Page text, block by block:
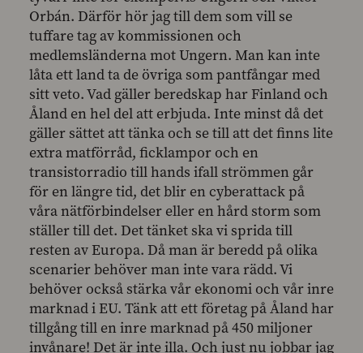
Orbán. Därför hör jag till dem som vill se
tuffare tag av kommissionen och
medlemsländerna mot Ungern. Man kan inte
låta ett land ta de övriga som pantfångar med
sitt veto. Vad gäller beredskap har Finland och
Åland en hel del att erbjuda. Inte minst då det
gäller sättet att tänka och se till att det finns lite
extra matförråd, ficklampor och en
transistorradio till hands ifall strömmen går
för en längre tid, det blir en cyberattack på
våra nätförbindelser eller en hård storm som
ställer till det. Det tänket ska vi sprida till
resten av Europa. Då man är beredd på olika
scenarier behöver man inte vara rädd. Vi
behöver också stärka vår ekonomi och vår inre
marknad i EU. Tänk att ett företag på Åland har
tillgång till en inre marknad på 450 miljoner
invånare! Det är inte illa. Och just nu jobbar jag